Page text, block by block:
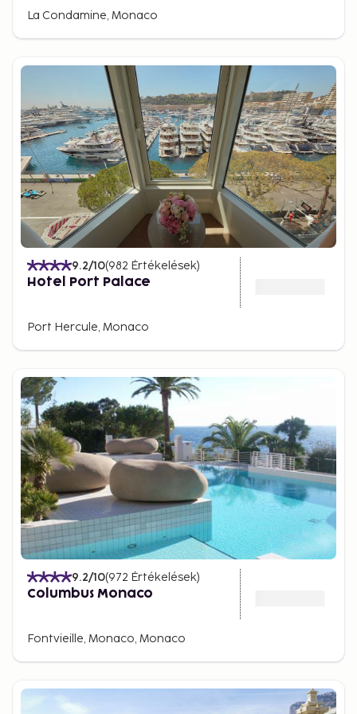
La Condamine, Monaco
9.2/10(982 Értékelések)
Hotel Port Palace
Port Hercule, Monaco
9.2/10(972 Értékelések)
Columbus Monaco
Fontvieille, Monaco, Monaco